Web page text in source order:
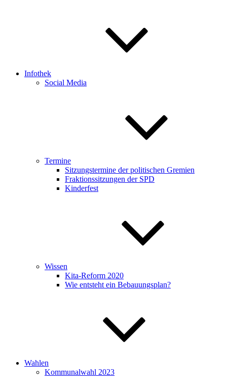
Infothek
Social Media
Termine
Sitzungstermine der politischen Gremien
Fraktionssitzungen der SPD
Kinderfest
Wissen
Kita-Reform 2020
Wie entsteht ein Bebauungsplan?
Wahlen
Kommunalwahl 2023